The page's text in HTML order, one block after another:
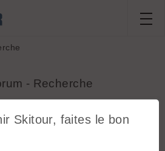
- Recherche
les sujets
Skitour, faites le bon